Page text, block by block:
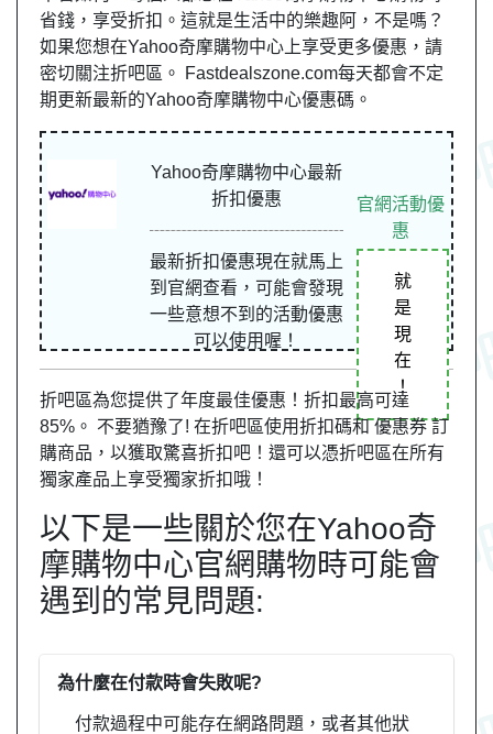
省錢，享受折扣。這就是生活中的樂趣阿，不是嗎？
如果您想在Yahoo奇摩購物中心上享受更多優惠，請
密切關注折吧區。 Fastdealszone.com每天都會不定
期更新最新的Yahoo奇摩購物中心優惠碼。
Yahoo奇摩購物中心最新
折扣優惠
最新折扣優惠現在就馬上
到官網查看，可能會發現
一些意想不到的活動優惠
可以使用喔！
官網活動優
惠
就
是
現
在
！
折吧區為您提供了年度最佳優惠！折扣最高可達
85%。 不要猶豫了! 在折吧區使用折扣碼和 優惠券 訂
購商品，以獲取驚喜折扣吧！還可以憑折吧區在所有
獨家產品上享受獨家折扣哦！
以下是一些關於您在Yahoo奇
摩購物中心官網購物時可能會
遇到的常見問題:
為什麼在付款時會失敗呢?
付款過程中可能存在網路問題，或者其他狀